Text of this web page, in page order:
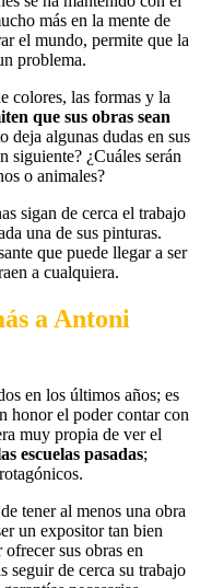
más en la mente de
el mundo, permite que la
problema.
colores, las formas y la
que sus obras sean
deja algunas dudas en sus
siguiente? ¿Cuáles serán
o animales?
sigan de cerca el trabajo
una de sus pinturas.
que puede llegar a ser
a cualquiera.
a Antoni
en los últimos años; es
honor el poder contar con
muy propia de ver el
escuelas pasadas;
tener al menos una obra
un expositor tan bien
sus obras en
seguir de cerca su trabajo